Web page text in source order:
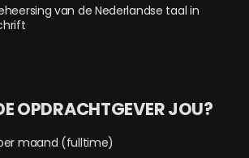
van de Nederlandse taal in
OPDRACHTGEVER JOU?
maand (fulltime)